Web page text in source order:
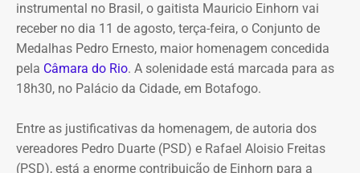
Entre os principais pontos apontados pela auditoria
estão:
Mudança brusca na estratégia de investimento: a
20% logo na primeira reunião da nova gestão,
desrespeitando os estudos técnicos e pareceres da
instrumental no Brasil, o gaitista Mauricio Einhorn vai
receber no dia 11 de agosto, terça-feira, o Conjunto de
Medalhas Pedro Ernesto, maior homenagem concedida
pela Câmara do Rio. A solenidade está marcada para as
18h30, no Palácio da Cidade, em Botafogo.
Entre as justificativas da homenagem, de autoria dos
vereadores Pedro Duarte (PSD) e Rafael Aloisio Freitas
(PSD), está a enorme contribuição de Einhorn para a